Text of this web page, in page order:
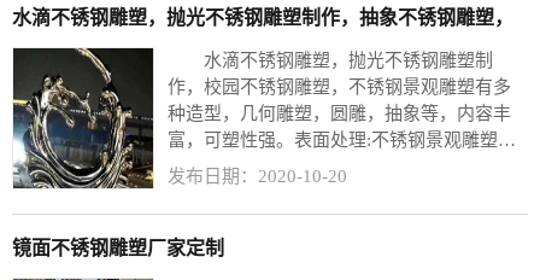
塑，
水滴不锈钢雕塑，抛光不锈钢雕塑制作，抽象不锈钢雕塑，
水滴不锈钢雕塑，抛光不锈钢雕塑制
作，校园不锈钢雕塑，不锈钢景观雕塑有多
种造型，几何雕塑，圆雕，抽象等，内容丰
富，可塑性强。表面处理:不锈钢景观雕塑本
身的颜色银白色，具有光泽。也可根据需求
本产品适于公园、植物园、花园、住宅区、
广场、商场、酒店、宾馆、会馆等室外、内
发布日期：2020-10-20
镜面不锈钢雕塑厂家定制